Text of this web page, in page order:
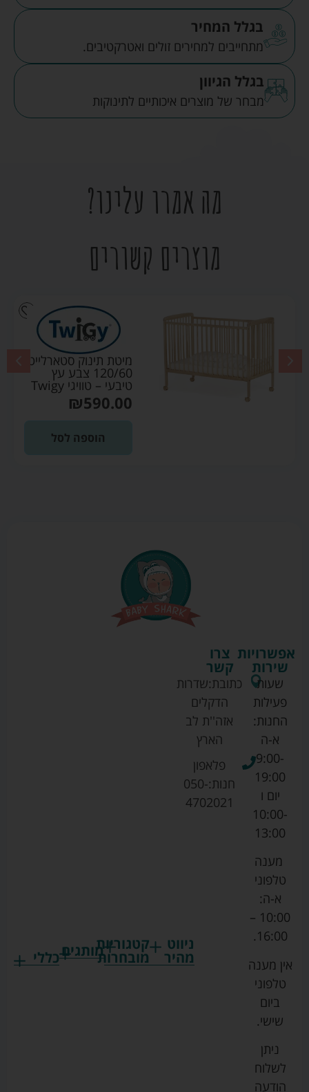
בגלל המחיר
מתחייבים למחירים זולים ואטרקטיבים.
בגלל הגיוון
מבחר של מוצרים איכותיים לתינוקות
מה אמרו עלינו?
מוצרים קשורים
מיטת תינוק סטארלייט
120/60 צבע עץ
טיבעי – טוויגי Twigy
₪590.00
הוספה לסל
ניווט
מהיר
קטגוריות
מובחרותמותגים
גרקו
כללי
צרו
קשר
כתובת:שדרות
הדקלים
אזה''ת לב
הארץ
פלאפון
חנות:050-
4702021
אפשרויות
שירות
שעות
פעילות
החנות:
א-ה
9:00-
19:00
יום ו
10:00-
13:00
מענה
טלפוני
א-ה:
10:00 –
16:00.
אין מענה
טלפוני
ביום
שישי.
ניתן
לשלוח
הודעה